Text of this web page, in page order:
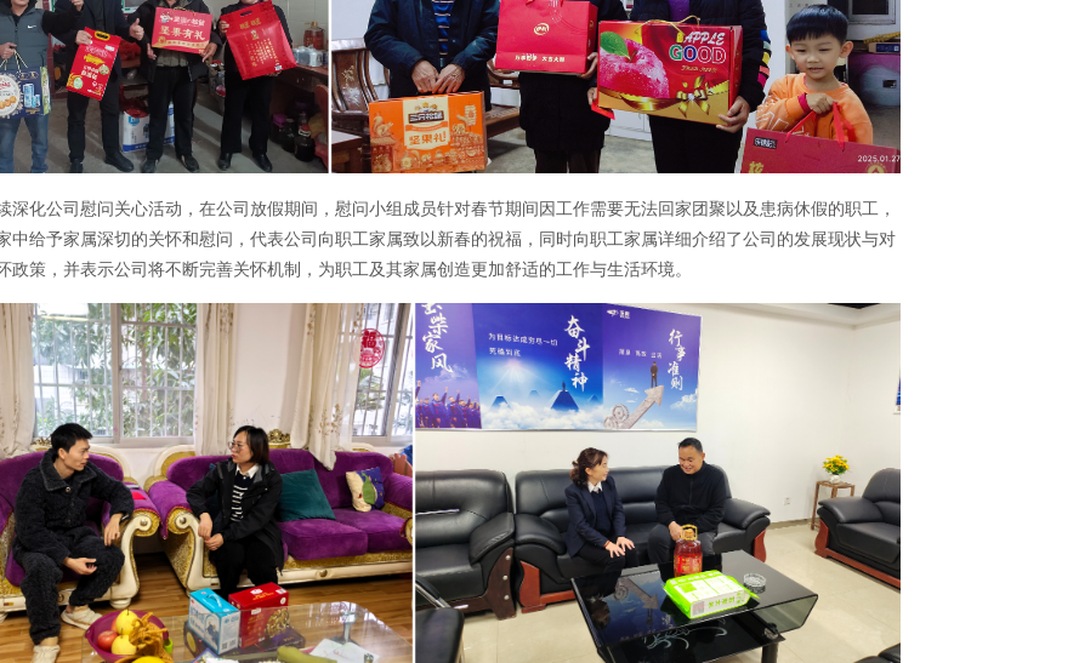
深化公司慰问关心活动，在公司放假期间，慰问小组成员针对春节期间因工作需要无法回家团聚以及患病休假的职工，
中给予家属深切的关怀和慰问，代表公司向职工家属致以新春的祝福，同时向职工家属详细介绍了公司的发展现状与对
政策，并表示公司将不断完善关怀机制，为职工及其家属创造更加舒适的工作与生活环境。